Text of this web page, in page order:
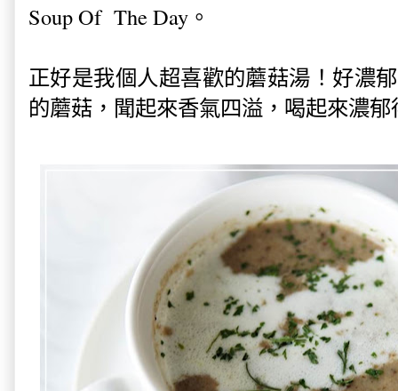
Soup Of The Day。
正好是我個人超喜歡的蘑菇湯！好濃
的蘑菇，聞起來香氣四溢，喝起來濃